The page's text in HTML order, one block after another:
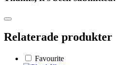
Relaterade produkter
Favourite